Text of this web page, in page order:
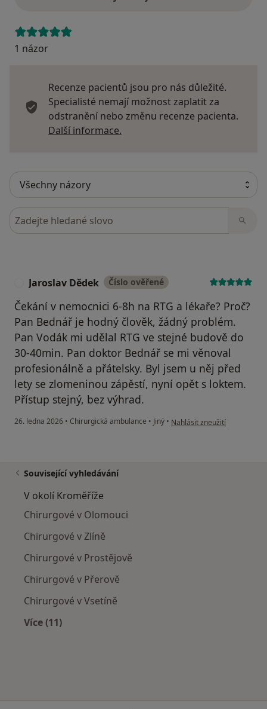
1 názor
Recenze pacientů jsou pro nás důležité.
Specialisté nemají možnost zaplatit za
odstranění nebo změnu recenze pacienta.
Další informace.
Hledejte v názorech
Jaroslav Dědek Číslo ověřené
Čekání v nemocnici 6-8h na RTG a lékaře? Proč?
Pan Bednář je hodný člověk, žádný problém.
Pan Vodák mi udělal RTG ve stejné budově do
30-40min. Pan doktor Bednář se mi věnoval
profesionálně a přátelsky. Byl jsem u něj před
lety se zlomeninou zápěstí, nyní opět s loktem.
Přístup stejný, bez výhrad.
26. ledna 2026 • Chirurgická ambulance • Jiný • podle názoru uživatele
Nahlásit zneužití
Související vyhledávání
V okolí Kroměříže
Chirurgové v Olomouci
Chirurgové v Zlíně
Chirurgové v Prostějově
Chirurgové v Přerově
Chirurgové v Vsetíně
Více (11)